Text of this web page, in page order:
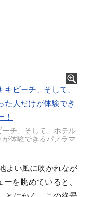
チ、そして、ホテル
体験できるパノラマ
よい風に吹かれなが
を眺めていると、